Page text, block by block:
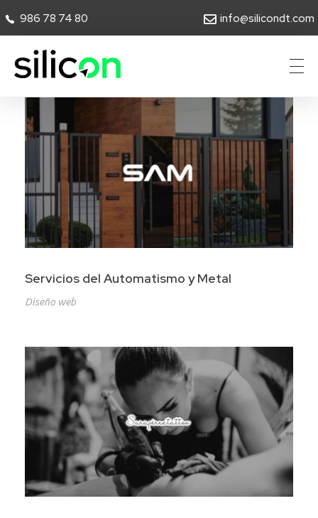
986 78 74 80 info@silicondt.com
Servicios del Automatismo y Metal
Diseño web